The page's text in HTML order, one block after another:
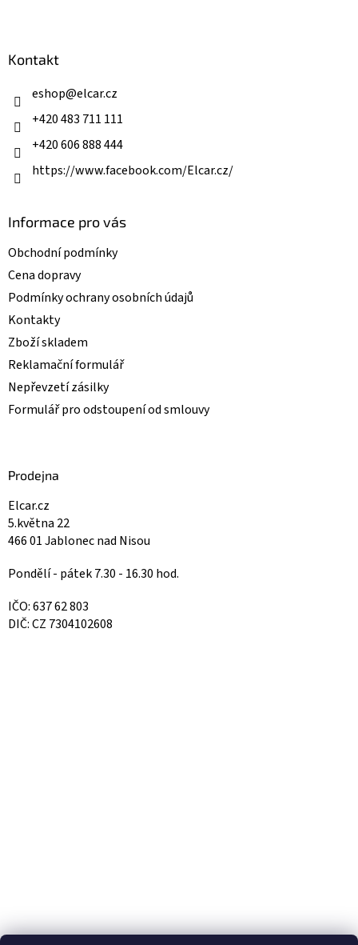
v
Kontakt
eshop@elcar.cz
+420 483 711 111
+420 606 888 444
https://www.facebook.com/Elcar.cz/
Informace pro vás
Obchodní podmínky
Cena dopravy
Podmínky ochrany osobních údajů
Kontakty
Zboží skladem
Reklamační formulář
Nepřevzetí zásilky
Formulář pro odstoupení od smlouvy
Prodejna
Elcar.cz
5.května 22
466 01 Jablonec nad Nisou
Pondělí - pátek 7.30 - 16.30 hod.
IČO: 637 62 803
DIČ: CZ 7304102608